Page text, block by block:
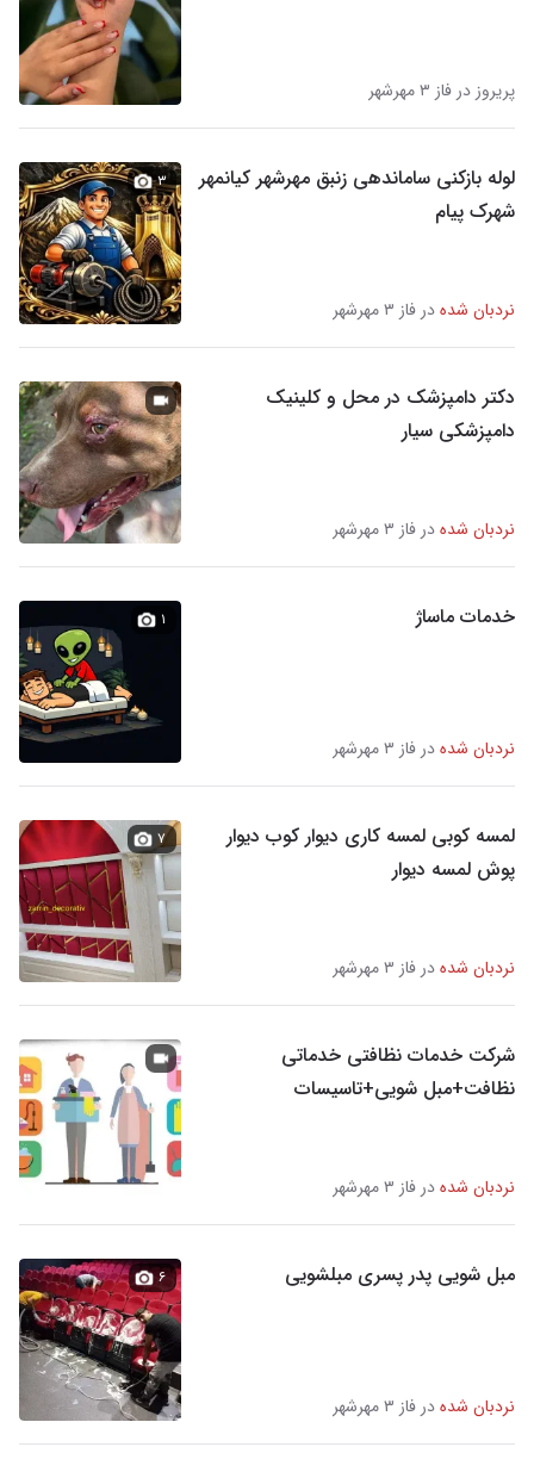
پریروز در فاز ۳ مهرشهر
لوله بازکنی ساماندهی زنبق مهرشهر کیانمهر
شهرک پیام
نردبان شدهدر فاز ۳ مهرشهر
۳
دکتر دامپزشک در محل و کلینیک
دامپزشکی سیار
نردبان شدهدر فاز ۳ مهرشهر
خدمات ماساژ
نردبان شدهدر فاز ۳ مهرشهر
۱
لمسه کوبی لمسه کاری دیوار کوب دیوار
پوش لمسه دیوار
نردبان شدهدر فاز ۳ مهرشهر
۷
شرکت خدمات نظافتی خدماتی
نظافت+مبل شویی+تاسیسات
نردبان شدهدر فاز ۳ مهرشهر
مبل شویی پدر پسری مبلشویی
نردبان شدهدر فاز ۳ مهرشهر
۶